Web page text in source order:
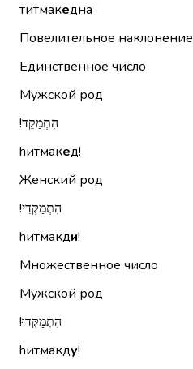
титмакедна
Повелительное наклонение
Единственное число
Мужской род
הִתְמַקֵּד!‏
hитмакед!
Женский род
הִתְמַקְּדִי!‏
hитмакди!
Множественное число
Мужской род
הִתְמַקְּדוּ!‏
hитмакду!